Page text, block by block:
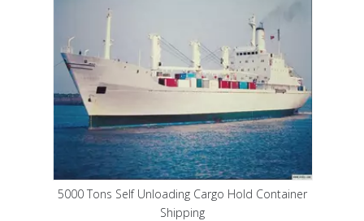
5000 Tons Self Unloading Cargo Hold Container
Shipping